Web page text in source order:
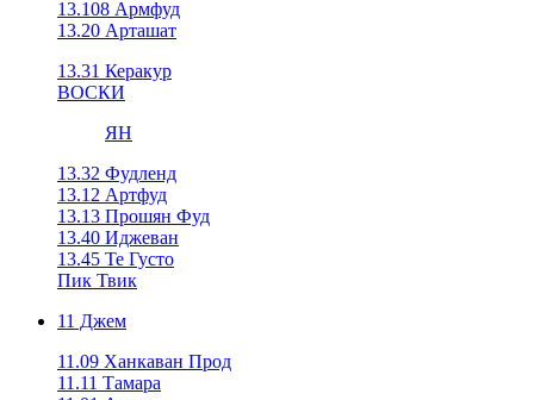
13.108 Армфуд
13.20 Арташат
13.31 Керакур
ВОСКИ
ЯН
13.32 Фудленд
13.12 Артфуд
13.13 Прошян Фуд
13.40 Иджеван
13.45 Те Густо
Пик Твик
11 Джем
11.09 Ханкаван Прод
11.11 Тамара